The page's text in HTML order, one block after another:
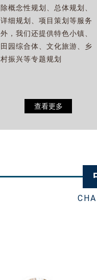
除概念性规划、总体规划、
详细规划、项目策划等服务
外，我们还提供特色小镇、
田园综合体、文化旅游、乡
村振兴等专题规划
查看更多